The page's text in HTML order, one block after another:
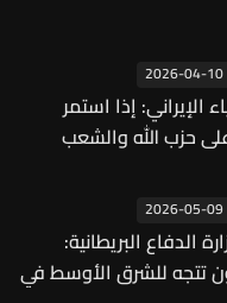
2026-04-10
الإيراني: إذا استمر
حزب الله والشعب
2026-05-09
الدفاع البريطانية:
تتجه للشرق الأوسط في